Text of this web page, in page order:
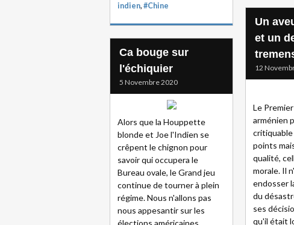
indien, #Chine
Un
et un
12
Le
arménien
critiquable
points
qualité,
morale. Il
endosser
du
ses
qu'il était
Ca bouge sur
l'échiquier
5 Novembre 2020
Alors que la Houppette
blonde et Joe l'Indien se
crêpent le chignon pour
savoir qui occupera le
Bureau ovale, le Grand jeu
continue de tourner à plein
régime. Nous n'allons pas
nous appesantir sur les
élections américaines,